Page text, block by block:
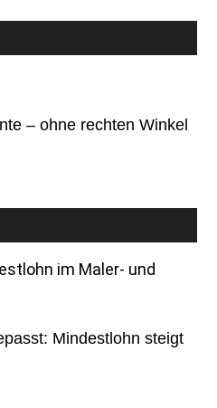
– ohne rechten Winkel
Mindestlohn steigt